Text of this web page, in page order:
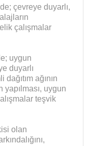
çevreye duyarlı,
çalışmalar
uygun
duyarlı
dağıtım ağının
yapılması, uygun
teşvik
olan